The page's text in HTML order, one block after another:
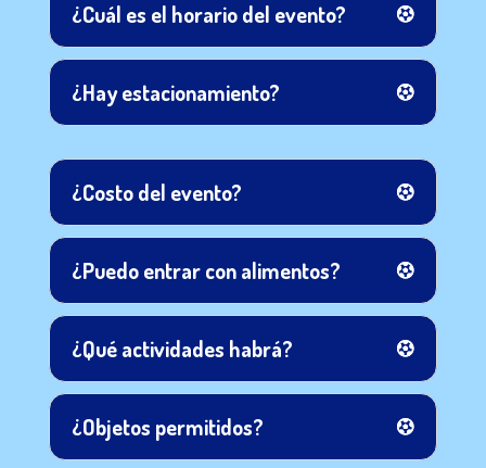
¿Cuál es el horario del evento?
¿Hay estacionamiento?
¿Costo del evento?
¿Puedo entrar con alimentos?
¿Qué actividades habrá?
¿Objetos permitidos?